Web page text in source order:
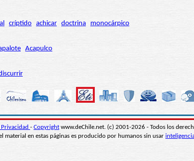
críptido achicar doctrina monocárpico
Acapulco
- Copyright www.deChile.net. (c) 2001-2026 - Todos los
material en estas páginas es producido por humanos sin usar